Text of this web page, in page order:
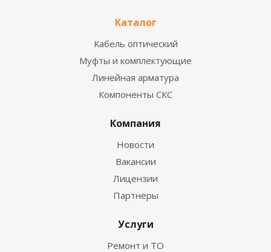
Каталог
Кабель оптический
Муфты и комплектующие
Линейная арматура
Компоненты СКС
Компания
Новости
Вакансии
Лицензии
Партнеры
Услуги
Ремонт и ТО